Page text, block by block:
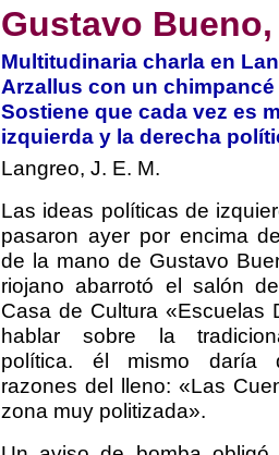
Gustavo
Multitudinaria charla en
Arzallus con un chimpancé
Sostiene que cada vez es
izquierda y la derecha
Langreo, J. E. M.
Las ideas políticas de
pasaron ayer por encima
de la mano de Gustavo
riojano abarrotó el salón
Casa de Cultura «Escuelas
hablar sobre la
política. él mismo daría
razones del lleno: «Las
zona muy politizada».